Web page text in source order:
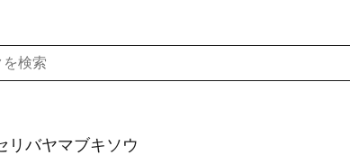
リバヤマブキソウ